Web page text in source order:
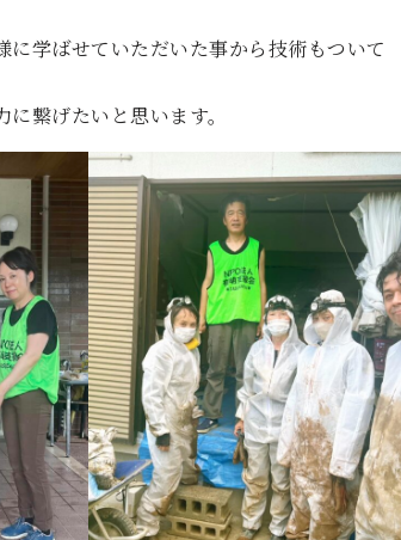
学ばせていただいた事から技術もついて
繋げたいと思います。